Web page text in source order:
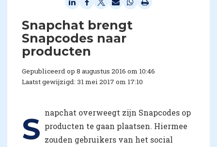
​Snapchat brengt
Snapcodes naar
producten
Gepubliceerd op 8 augustus 2016 om 10:46
Laatst gewijzigd: 31 mei 2017 om 17:10
S napchat overweegt zijn Snapcodes op
producten te gaan plaatsen. Hiermee
zouden gebruikers van het social